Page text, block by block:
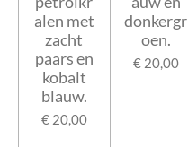
alen met
zacht
paars en
kobalt
blauw.
€ 20,00
donkergr
oen.
€ 20,00